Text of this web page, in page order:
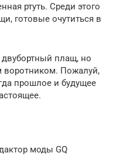
ртуть. Среди этого
готовые очутиться в
плащ, но
воротником. Пожалуй,
прошлое и будущее
моды GQ